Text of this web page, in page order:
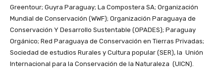
Greentour; Guyra Paraguay; La Compostera SA; Organización
Mundial de Conservación (WWF); Organización Paraguaya de
Conservación Y Desarrollo Sustentable (OPADES); Paraguay
Orgánico; Red Paraguaya de Conservación en Tierras Privadas;
Sociedad de estudios Rurales y Cultura popular (SER), la Unión
Internacional para la Conservación de la Naturaleza (UICN).